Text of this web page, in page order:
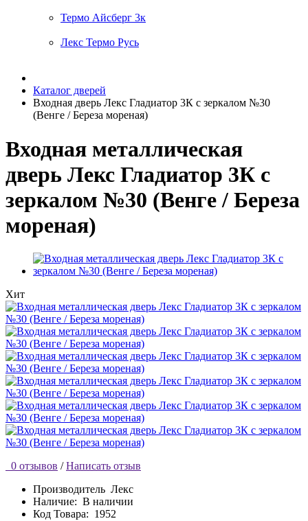
Термо Айсберг 3к
Лекс Термо Русь
Каталог дверей
Входная дверь Лекс Гладиатор 3К с зеркалом №30
(Венге / Береза мореная)
Входная металлическая
дверь Лекс Гладиатор 3К с
зеркалом №30 (Венге / Береза
мореная)
Хит
0 отзывов / Написать отзыв
Производитель Лекс
Наличие: В наличии
Код Товара: 1952